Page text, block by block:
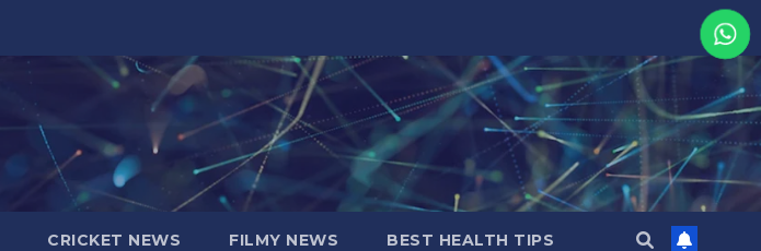
CRICKET NEWS FILMY NEWS BEST HEALTH TIPS